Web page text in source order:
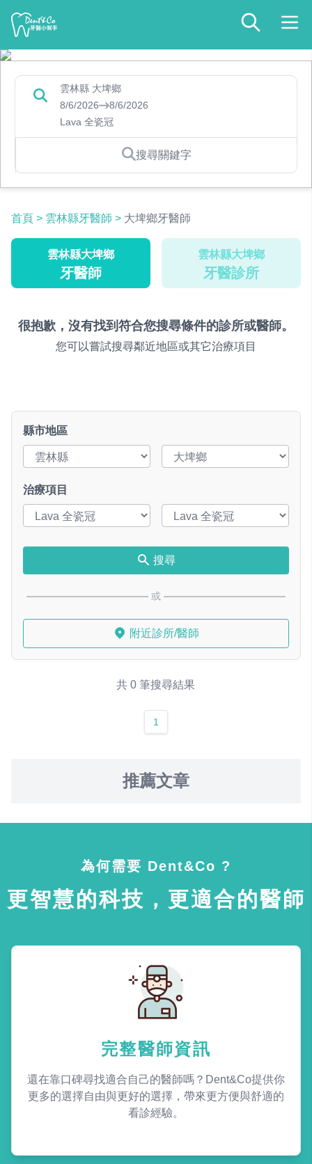
雲林縣 大埤鄉
8/6/2026
8/6/2026
Lava 全瓷冠
搜尋關鍵字
首頁 > 雲林縣牙醫師 > 大埤鄉牙醫師
雲林縣大埤鄉
牙醫師
雲林縣大埤鄉
牙醫診所
很抱歉，沒有找到符合您搜尋條件的診所或醫師。
您可以嘗試搜尋鄰近地區或其它治療項目
縣市地區
治療項目
搜尋
或
附近診所/醫師
共 0 筆搜尋結果
1
推薦文章
為何需要 Dent&Co ?
更智慧的科技，更適合的醫師
完整醫師資訊
還在靠口碑尋找適合自己的醫師嗎？Dent&Co提供你
更多的選擇自由與更好的選擇，帶來更方便與舒適的
看診經驗。